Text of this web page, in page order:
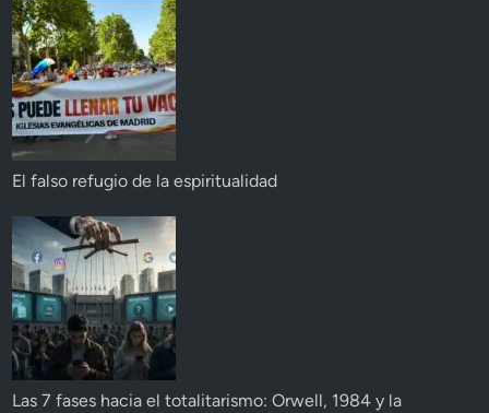
El falso refugio de la espiritualidad
Las 7 fases hacia el totalitarismo: Orwell, 1984 y la